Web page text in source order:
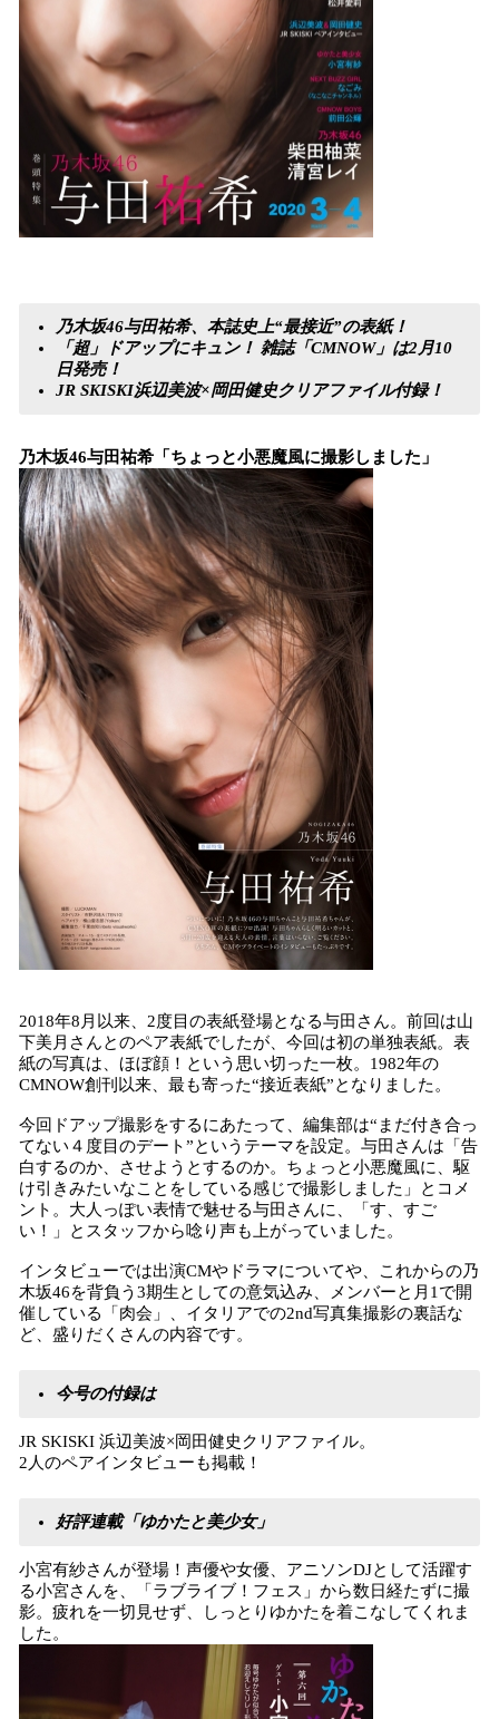
乃木坂46与田祐希、本誌史上“最接近”の表紙！
「超」ドアップにキュン！ 雑誌「CMNOW」は2月10
日発売！
JR SKISKI浜辺美波×岡田健史クリアファイル付録！
乃木坂46与田祐希 「ちょっと小悪魔風に撮影しました」
2018年8月以来、2度目の表紙登場となる与田さん。前回は山
下美月さんとのペア表紙でしたが、今回は初の単独表紙。表
紙の写真は、ほぼ顔！という思い切った一枚。1982年の
CMNOW創刊以来、最も寄った“接近表紙”となりました。
今回ドアップ撮影をするにあたって、編集部は“まだ付き合っ
てない４度目のデート”というテーマを設定。与田さんは「告
白するのか、させようとするのか。ちょっと小悪魔風に、駆
け引きみたいなことをしている感じで撮影しました」とコメ
ント。大人っぽい表情で魅せる与田さんに、「す、すご
い！」とスタッフから唸り声も上がっていました。
インタビューでは出演CMやドラマについてや、これからの乃
木坂46を背負う3期生としての意気込み、メンバーと月1で開
催している「肉会」、イタリアでの2nd写真集撮影の裏話な
ど、盛りだくさんの内容です。
今号の付録は
JR SKISKI 浜辺美波×岡田健史クリアファイル。
2人のペアインタビューも掲載！
好評連載「ゆかたと美少女」
小宮有紗さんが登場！声優や女優、アニソンDJとして活躍す
る小宮さんを、「ラブライブ！フェス」から数日経たずに撮
影。疲れを一切見せず、しっとりゆかたを着こなしてくれま
した。